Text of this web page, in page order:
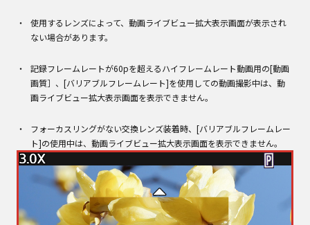
使用するレンズによって、動画ライブビュー拡大表示画面が表示され
ない場合があります。
記録フレームレートが60pを超えるハイフレームレート動画用の[動画
画質］、[バリアブルフレームレート]を使用しての動画撮影中は、動
画ライブビュー拡大表示画面を表示できません。
フォーカスリングがない交換レンズ装着時、[バリアブルフレームレー
ト]の使用中は、動画ライブビュー拡大表示画面を表示できません。